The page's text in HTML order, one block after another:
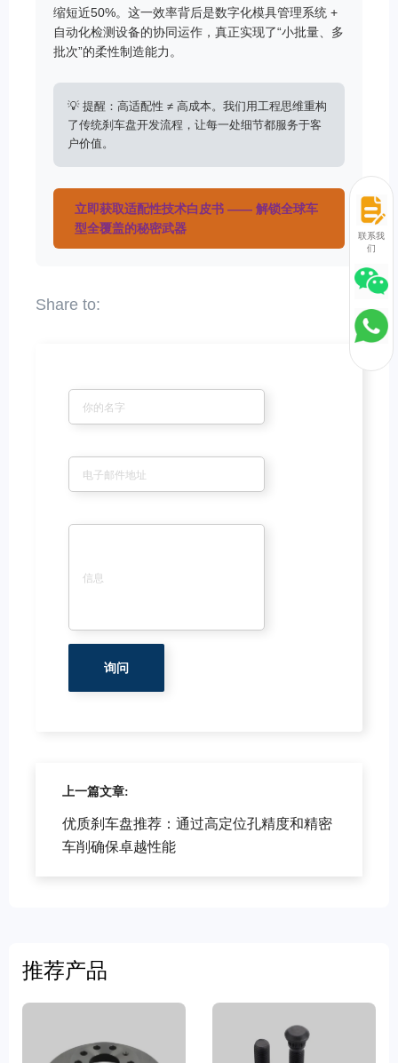
缩短近50%。这一效率背后是数字化模具管理系统 +
自动化检测设备的协同运作，真正实现了“小批量、多
批次”的柔性制造能力。
💡 提醒：高适配性 ≠ 高成本。我们用工程思维重构
了传统刹车盘开发流程，让每一处细节都服务于客
户价值。
立即获取适配性技术白皮书 —— 解锁全球车
型全覆盖的秘密武器
上一篇文章:
优质刹车盘推荐：通过高定位孔精度和精密
车削确保卓越性能
推荐产品
联系我
们